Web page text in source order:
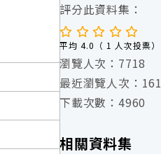
評分此資料集：
平均 4.0（ 1 人次投票）
瀏覽人次：7718
最近瀏覽人次：161
下載次數：4960
相關資料集